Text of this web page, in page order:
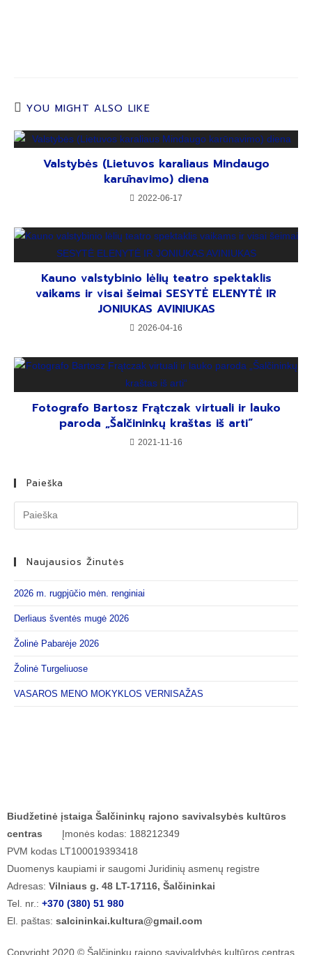
YOU MIGHT ALSO LIKE
Valstybės (Lietuvos karaliaus Mindaugo
karūnavimo) diena
2022-06-17
Kauno valstybinio lėlių teatro spektaklis
vaikams ir visai šeimai SESYTĖ ELENYTĖ IR
JONIUKAS AVINIUKAS
2026-04-16
Fotografo Bartosz Frątczak virtuali ir lauko
paroda „Šalčininkų kraštas iš arti“
2021-11-16
Paieška
Naujausios Žinutės
2026 m. rugpjūčio mėn. renginiai
Derliaus šventės mugė 2026
Žolinė Pabarėje 2026
Žolinė Turgeliuose
VASAROS MENO MOKYKLOS VERNISAŽAS
Biudžetinė įstaiga Šalčininkų rajono savivalsybės kultūros
centras
Įmonės kodas: 188212349
PVM kodas LT100019393418
Duomenys kaupiami ir saugomi Juridinių asmenų registre
Adresas: Vilniaus g. 48 LT-17116, Šalčininkai
Tel. nr.: +370 (380) 51 980
El. paštas: salcininkai.kultura@gmail.com
Copyright 2020 © Šalčininkų rajono savivaldybės kultūros centras.